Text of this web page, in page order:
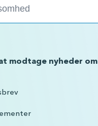
modtage nyheder om